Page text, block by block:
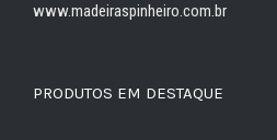
www.madeiraspinheiro.com.br
PRODUTOS EM DESTAQUE